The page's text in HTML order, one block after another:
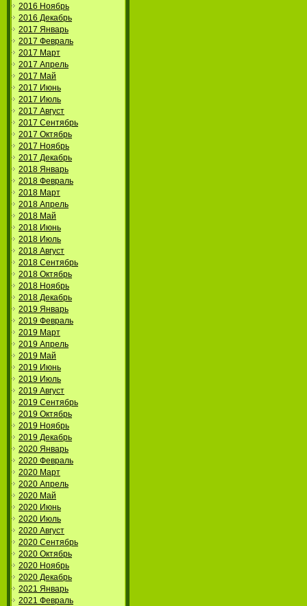
2016 Ноябрь
2016 Декабрь
2017 Январь
2017 Февраль
2017 Март
2017 Апрель
2017 Май
2017 Июнь
2017 Июль
2017 Август
2017 Сентябрь
2017 Октябрь
2017 Ноябрь
2017 Декабрь
2018 Январь
2018 Февраль
2018 Март
2018 Апрель
2018 Май
2018 Июнь
2018 Июль
2018 Август
2018 Сентябрь
2018 Октябрь
2018 Ноябрь
2018 Декабрь
2019 Январь
2019 Февраль
2019 Март
2019 Апрель
2019 Май
2019 Июнь
2019 Июль
2019 Август
2019 Сентябрь
2019 Октябрь
2019 Ноябрь
2019 Декабрь
2020 Январь
2020 Февраль
2020 Март
2020 Апрель
2020 Май
2020 Июнь
2020 Июль
2020 Август
2020 Сентябрь
2020 Октябрь
2020 Ноябрь
2020 Декабрь
2021 Январь
2021 Февраль